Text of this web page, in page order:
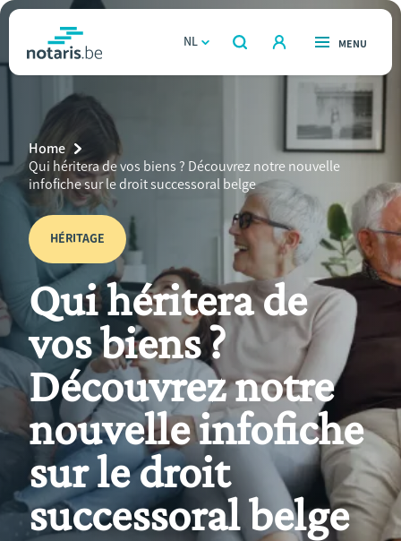
Overslaan
naar
inhoud
gaan
notaris.behomepage
NL
OPEN
ZOEKEN
OPEN
MENU
Wonen
Relatie & samenleven
Erven & schenken
Ondernemen
Over de notaris
Rekenmodules
Breadcrumb
Home
Current
Page:
Qui héritera de vos biens ? Découvrez notre nouvelle
infofiche sur le droit successoral belge
HÉRITAGE
Qui héritera de
vos biens ?
Découvrez notre
nouvelle infofiche
sur le droit
successoral belge